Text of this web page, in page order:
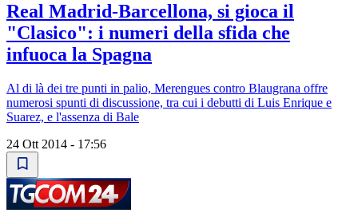
Real Madrid-Barcellona, si gioca il
"Clasico": i numeri della sfida che
infuoca la Spagna
Al di là dei tre punti in palio, Merengues contro Blaugrana offre
numerosi spunti di discussione, tra cui i debutti di Luis Enrique e
Suarez, e l'assenza di Bale
24 Ott 2014 - 17:56